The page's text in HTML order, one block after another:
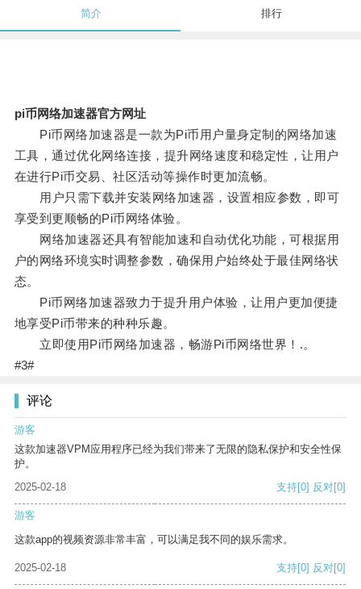
简介 排行
pi币网络加速器官方网址
Pi币网络加速器是一款为Pi币用户量身定制的网络加速
工具，通过优化网络连接，提升网络速度和稳定性，让用户
在进行Pi币交易、社区活动等操作时更加流畅。
用户只需下载并安装网络加速器，设置相应参数，即可
享受到更顺畅的Pi币网络体验。
网络加速器还具有智能加速和自动优化功能，可根据用
户的网络环境实时调整参数，确保用户始终处于最佳网络状
态。
Pi币网络加速器致力于提升用户体验，让用户更加便捷
地享受Pi币带来的种种乐趣。
立即使用Pi币网络加速器，畅游Pi币网络世界！.。
#3#
评论
游客
这款加速器VPM应用程序已经为我们带来了无限的隐私保护和安全性保
护。
2025-02-18
支持[0] 反对[0]
游客
这款app的视频资源非常丰富，可以满足我不同的娱乐需求。
2025-02-18 支持[0] 反对[0]